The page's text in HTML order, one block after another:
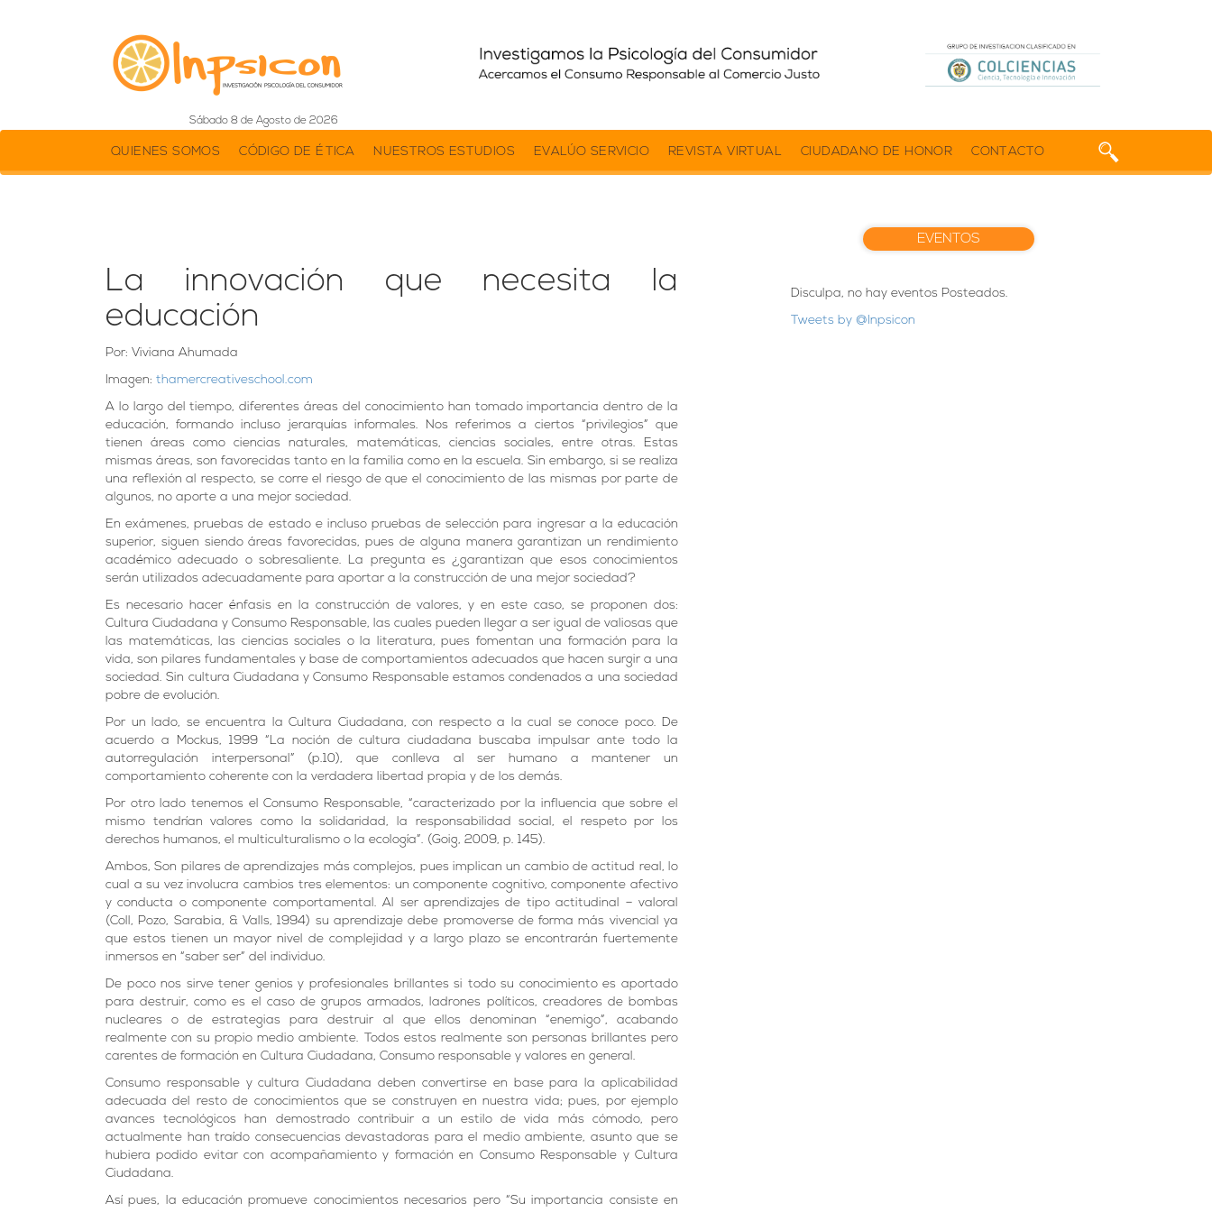
Sábado 8 de Agosto de 2026
QUIENES SOMOS CÓDIGO DE ÉTICA NUESTROS ESTUDIOS EVALÚO SERVICIO REVISTA VIRTUAL CIUDADANO DE HONOR CONTACTO
La innovación que necesita la
educación
Por: Viviana Ahumada
Imagen: thamercreativeschool.com
A lo largo del tiempo, diferentes áreas del conocimiento han tomado importancia dentro de la
educación, formando incluso jerarquías informales. Nos referimos a ciertos “privilegios” que
tienen áreas como ciencias naturales, matemáticas, ciencias sociales, entre otras. Estas
mismas áreas, son favorecidas tanto en la familia como en la escuela. Sin embargo, si se realiza
una reflexión al respecto, se corre el riesgo de que el conocimiento de las mismas por parte de
algunos, no aporte a una mejor sociedad.
En exámenes, pruebas de estado e incluso pruebas de selección para ingresar a la educación
superior, siguen siendo áreas favorecidas, pues de alguna manera garantizan un rendimiento
académico adecuado o sobresaliente. La pregunta es ¿garantizan que esos conocimientos
serán utilizados adecuadamente para aportar a la construcción de una mejor sociedad?
Es necesario hacer énfasis en la construcción de valores, y en este caso, se proponen dos:
Cultura Ciudadana y Consumo Responsable, las cuales pueden llegar a ser igual de valiosas que
las matemáticas, las ciencias sociales o la literatura, pues fomentan una formación para la
vida, son pilares fundamentales y base de comportamientos adecuados que hacen surgir a una
sociedad. Sin cultura Ciudadana y Consumo Responsable estamos condenados a una sociedad
pobre de evolución.
Por un lado, se encuentra la Cultura Ciudadana, con respecto a la cual se conoce poco. De
acuerdo a Mockus, 1999 “La noción de cultura ciudadana buscaba impulsar ante todo la
autorregulación interpersonal” (p.10), que conlleva al ser humano a mantener un
comportamiento coherente con la verdadera libertad propia y de los demás.
Por otro lado tenemos el Consumo Responsable, “caracterizado por la influencia que sobre el
mismo tendrían valores como la solidaridad, la responsabilidad social, el respeto por los
derechos humanos, el multiculturalismo o la ecología”. (Goig, 2009, p. 145).
Ambos, Son pilares de aprendizajes más complejos, pues implican un cambio de actitud real, lo
cual a su vez involucra cambios tres elementos: un componente cognitivo, componente afectivo
y conducta o componente comportamental. Al ser aprendizajes de tipo actitudinal – valoral
(Coll, Pozo, Sarabia, & Valls, 1994) su aprendizaje debe promoverse de forma más vivencial ya
que estos tienen un mayor nivel de complejidad y a largo plazo se encontrarán fuertemente
inmersos en “saber ser” del individuo.
De poco nos sirve tener genios y profesionales brillantes si todo su conocimiento es aportado
para destruir, como es el caso de grupos armados, ladrones políticos, creadores de bombas
nucleares o de estrategias para destruir al que ellos denominan “enemigo”, acabando
realmente con su propio medio ambiente. Todos estos realmente son personas brillantes pero
carentes de formación en Cultura Ciudadana, Consumo responsable y valores en general.
Consumo responsable y cultura Ciudadana deben convertirse en base para la aplicabilidad
adecuada del resto de conocimientos que se construyen en nuestra vida; pues, por ejemplo
avances tecnológicos han demostrado contribuir a un estilo de vida más cómodo, pero
actualmente han traído consecuencias devastadoras para el medio ambiente, asunto que se
hubiera podido evitar con acompañamiento y formación en Consumo Responsable y Cultura
Ciudadana.
Así pues, la educación promueve conocimientos necesarios pero “Su importancia consiste en
EVENTOS
Disculpa, no hay eventos Posteados.
Tweets by @Inpsicon